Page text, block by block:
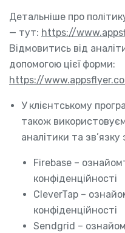
Детальніше про
— тут: https://
Відмовитись від
допомогою цієї форми:
https://
У клієнтському
також
аналітики та
Firebase –
конфіденційності
CleverTap –
конфіденційності
Sendgrid –